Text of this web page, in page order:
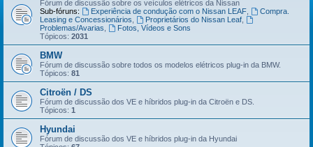
Fórum de discussão sobre os veículos elétricos da Nissan
Sub-fóruns:
Experiência de condução com o Nissan LEAF,
Compra.
Leasing e Concessionários
Proprietários do Nissan Leaf,
Problemas/Avarias
Fotos, Vídeos e Sons
Tópicos: 2031
BMW
Fórum de discussão sobre todos os modelos elétricos plug-in da BMW.
Tópicos: 81
Citroën / DS
Fórum de discussão dos VE e híbridos plug-in da Citroën e DS.
Tópicos: 1
Hyundai
Fórum de discussão dos VE e híbridos plug-in da Hyundai